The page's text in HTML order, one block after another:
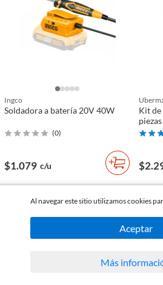
Ingco
Soldadora a batería 20V 40W
(0)
$1.079 c/u
Kit
piezas
Al navegar este sitio utilizamos cookies
Aceptar
Más